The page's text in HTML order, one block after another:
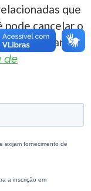
que
pode cancelar o
Para
de